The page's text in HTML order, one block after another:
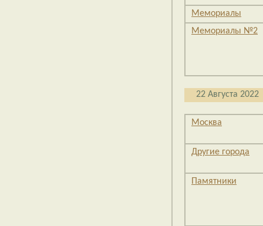
Мемориалы
Мемориалы №2
22 Августа 2022
Москва
Другие города
Памятники